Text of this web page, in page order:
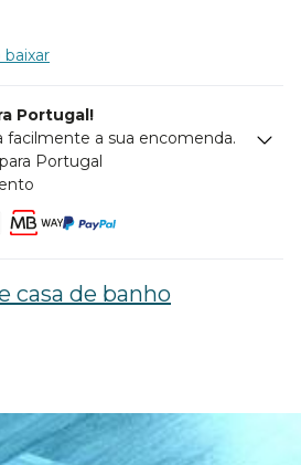
Portugal!
facilmente a sua encomenda.
Portugal
casa de banho